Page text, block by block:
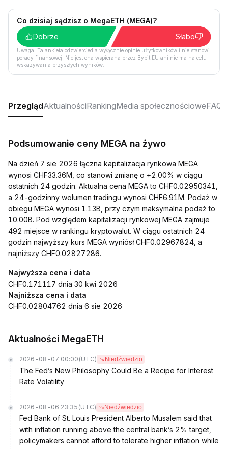
Co dzisiaj sądzisz o MegaETH (MEGA)?
Dobrze
Słabo
Uwaga: Ta ankieta odzwierciedla wyłącznie opinie użytkowników i nie stanowi
porady finansowej. Nie jest ona wspierana przez Bybit EU ani nie ma na celu
wskazywania przyszłych wyników.
PrzeglądAktualnościRankingMedia społecznościoweFAQ
Podsumowanie ceny MEGA na żywo
Na dzień 7 sie 2026 łączna kapitalizacja rynkowa MEGA
wynosi CHF33.36M, co stanowi zmianę o +2.00% w ciągu
ostatnich 24 godzin. Aktualna cena MEGA to CHF0.02950341,
a 24-godzinny wolumen tradingu wynosi CHF6.91M. Podaż w
obiegu MEGA wynosi 1.13B, przy czym maksymalna podaż to
10.00B. Pod względem kapitalizacji rynkowej MEGA zajmuje
492 miejsce w rankingu kryptowalut. W ciągu ostatnich 24
godzin najwyższy kurs MEGA wyniósł CHF0.02967824, a
najniższy CHF0.02827286.
Najwyższa cena i data
CHF0.171117 dnia 30 kwi 2026
Najniższa cena i data
CHF0.02804762 dnia 6 sie 2026
Aktualności MegaETH
2026-08-07 00:00 (UTC) Niedźwiedzio
The Fed’s New Philosophy Could Be a Recipe for Interest
Rate Volatility
2026-08-06 23:35 (UTC) Niedźwiedzio
Fed Bank of St. Louis President Alberto Musalem said that
with inflation running above the central bank’s 2% target,
policymakers cannot afford to tolerate higher inflation while